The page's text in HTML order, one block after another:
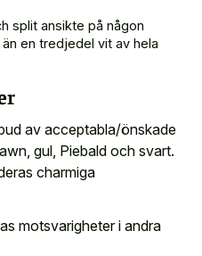
split ansikte på någon
en tredjedel vit av hela
av acceptabla/önskade
gul, Piebald och svart.
charmiga
motsvarigheter i andra